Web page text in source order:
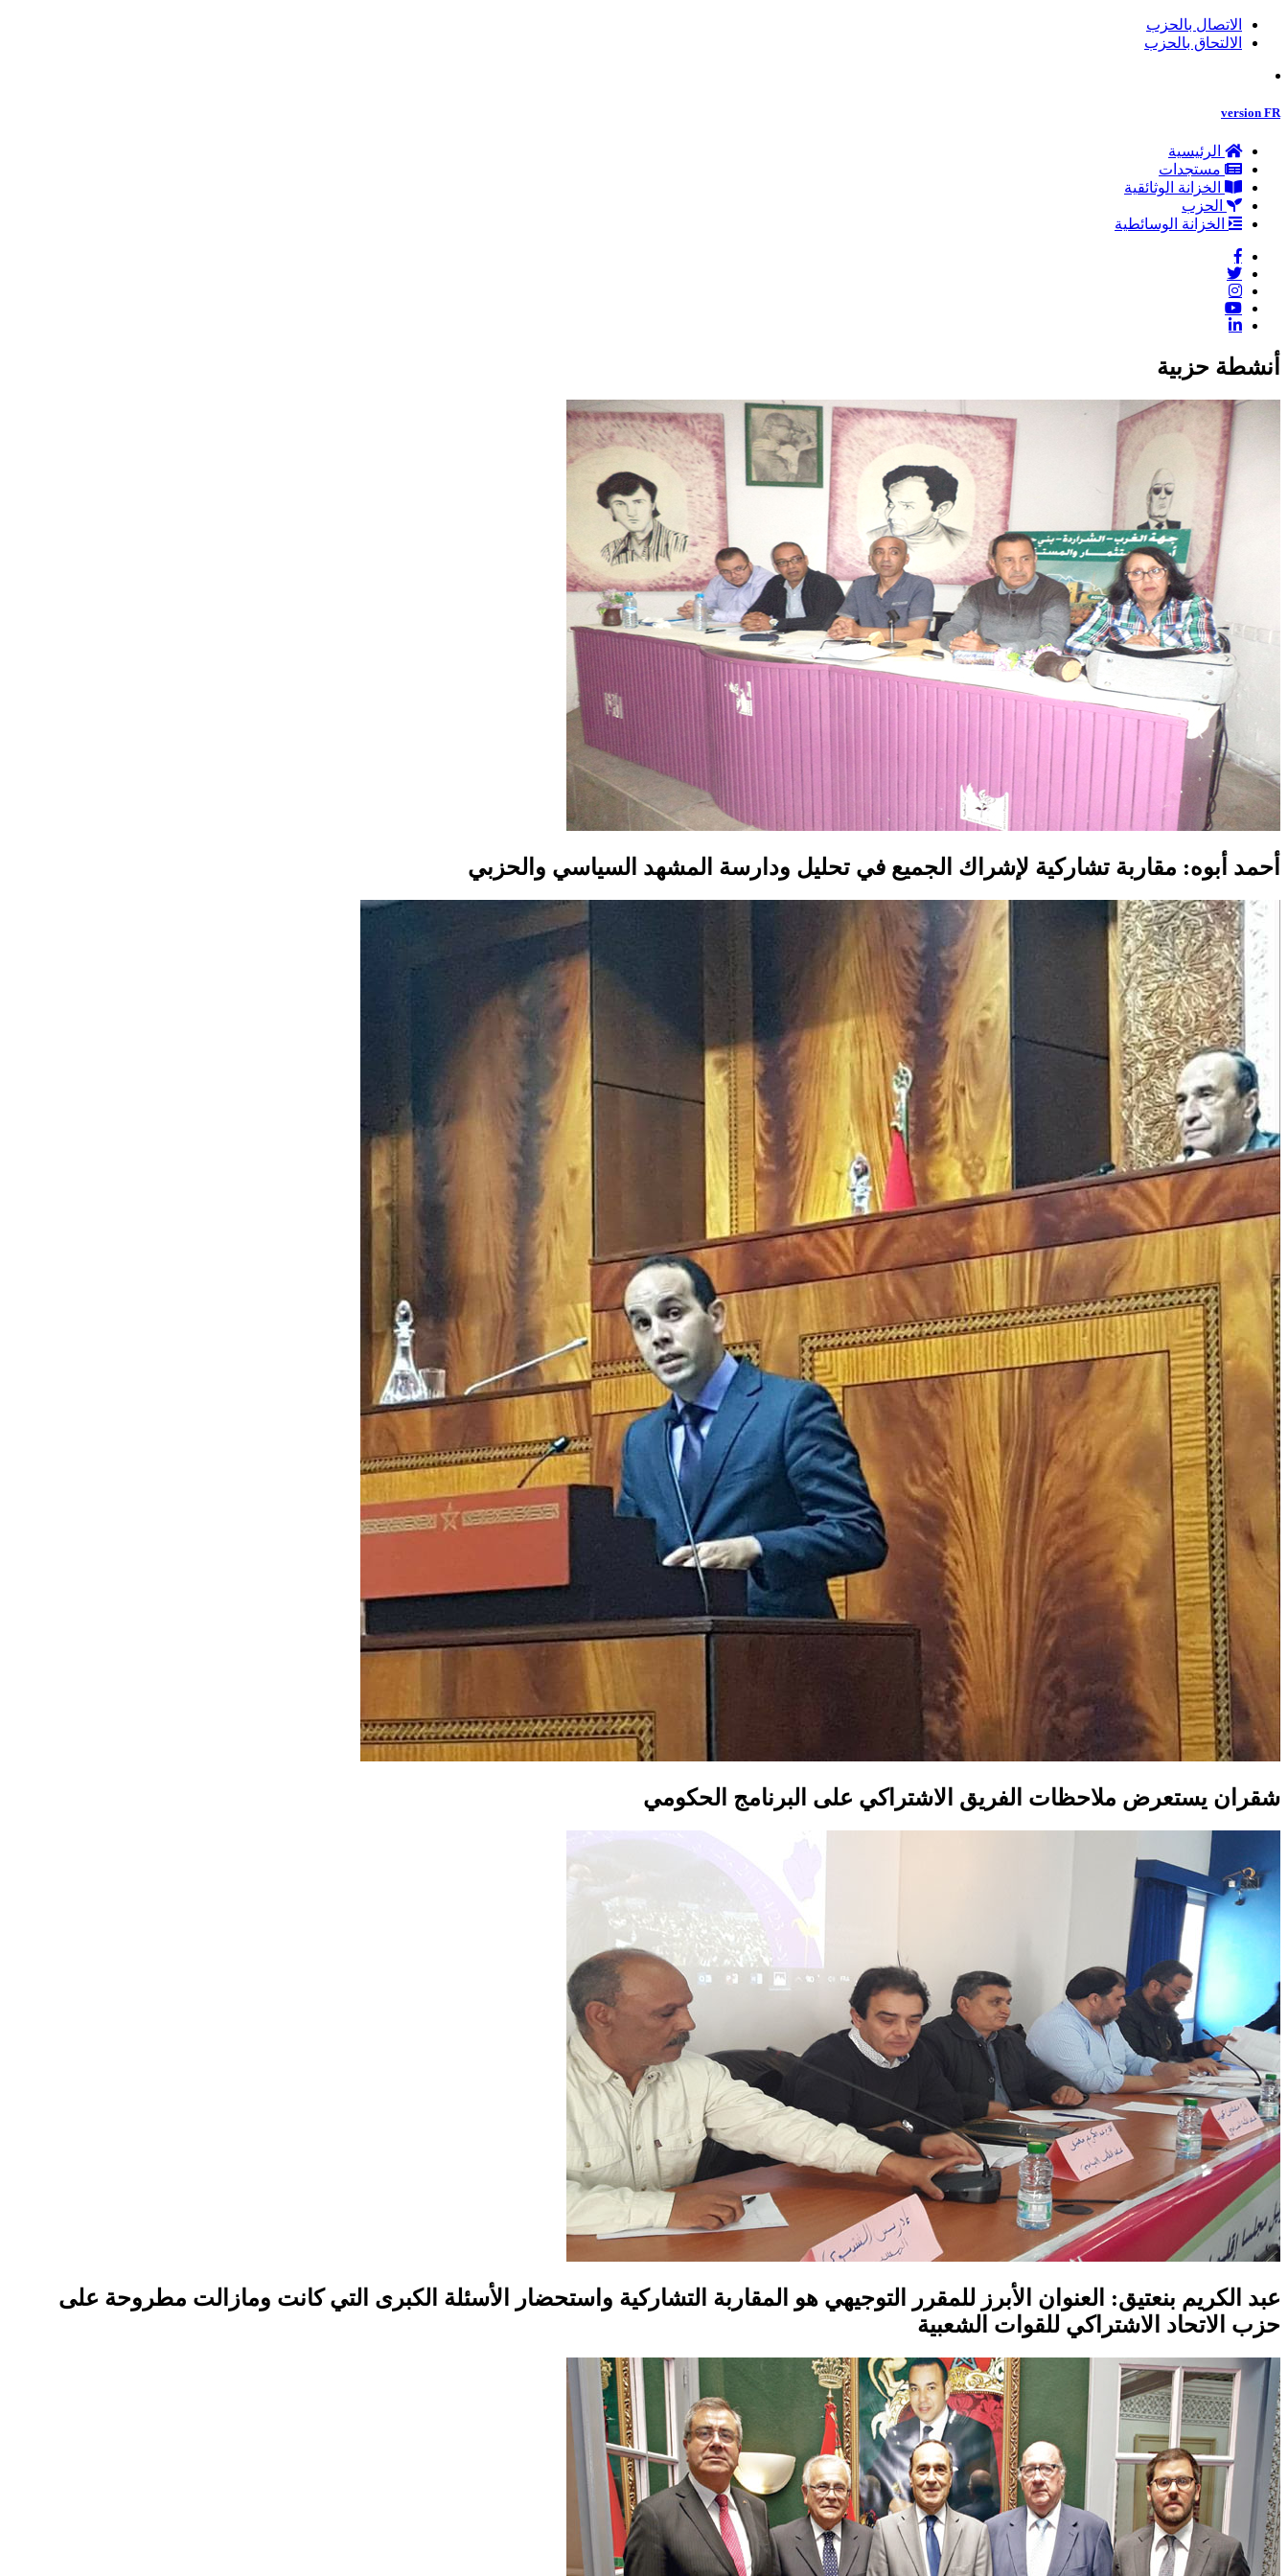
الاتصال بالحزب
الالتحاق بالحزب
version FR
الرئيسية
مستجدات
الخزانة الوثائقية
الحزب
الخزانة الوسائطية
أنشطة حزبية
أحمد أبوه: مقاربة تشاركية لإشراك الجميع في تحليل ودارسة المشهد السياسي والحزبي
شقران يستعرض ملاحظات الفريق الاشتراكي على البرنامج الحكومي
عبد الكريم بنعتيق: العنوان الأبرز للمقرر التوجيهي هو المقاربة التشاركية واستحضار الأسئلة الكبرى التي كانت ومازالت مطروحة على
حزب الاتحاد الاشتراكي للقوات الشعبية